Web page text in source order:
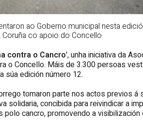
ao Goberno municipal nesta
Coruña co apoio do Concello
contra o Cancro', unha iniciativa da
o Concello. Máis de 3.300 persoas
súa edición número 12.
tomaron parte nos actos previos á
solidaria, concibida para reivindicar a
cancro, promovendo a visibilización